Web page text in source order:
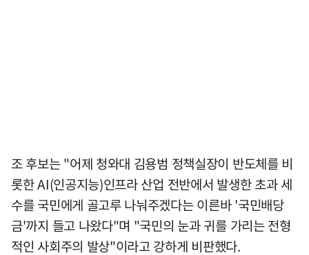
조 후보는 "어제 청와대 김용범 정책실장이 반도체를 비
롯한 AI(인공지능)인프라 산업 전반에서 발생한 초과 세
수를 국민에게 골고루 나눠주겠다는 이른바 '국민배당
금'까지 들고 나왔다"며 "국민의 눈과 귀를 가리는 전형
적인 사회주의 발상"이라고 강하게 비판했다.